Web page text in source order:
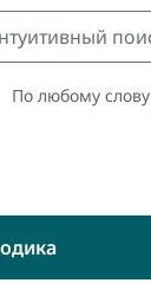
По любому слову